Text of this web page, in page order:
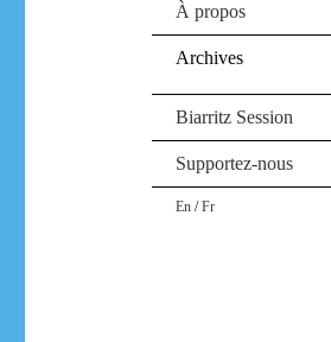
À propos
Archives
Biarritz Session
Supportez-nous
En /Fr